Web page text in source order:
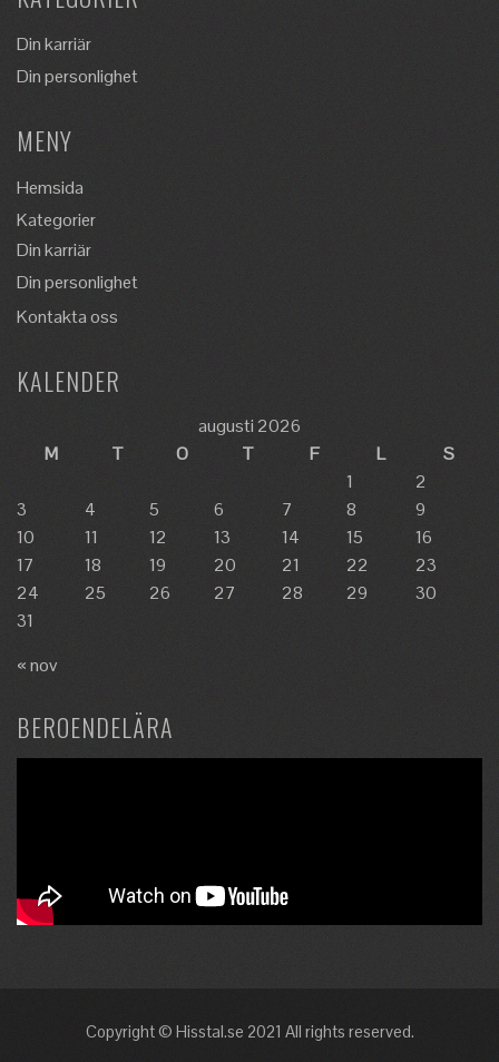
Din karriär
Din personlighet
MENY
Hemsida
Kategorier
Din karriär
Din personlighet
Kontakta oss
KALENDER
augusti 2026
M
T O T F L
S
1
2
3
4 5 6 7 8
9
10
11 12 13 14 15
16
17
18 19 20 21 22
23
24
25 26 27 28 29
30
31
« nov
BEROENDELÄRA